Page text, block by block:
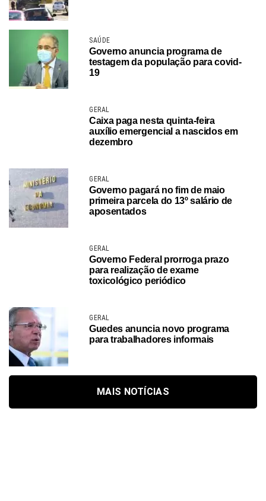
SAÚDE
Governo anuncia programa de
testagem da população para covid-
19
GERAL
Caixa paga nesta quinta-feira
auxílio emergencial a nascidos em
dezembro
GERAL
Governo pagará no fim de maio
primeira parcela do 13º salário de
aposentados
GERAL
Governo Federal prorroga prazo
para realização de exame
toxicológico periódico
GERAL
Guedes anuncia novo programa
para trabalhadores informais
MAIS NOTÍCIAS